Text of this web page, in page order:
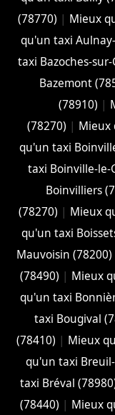
(78770) | Mieux
qu'un taxi
taxi Bazoches-
Bazemont
(78910) |
(78270) | Mieux
qu'un taxi
taxi Boinville-le-
Boinvilliers
(78270) | Mieux
qu'un taxi
Mauvoisin (78200)
(78490) | Mieux
qu'un taxi
taxi Bougival
(78410) | Mieux
qu'un taxi
taxi Bréval
(78440) | Mieux